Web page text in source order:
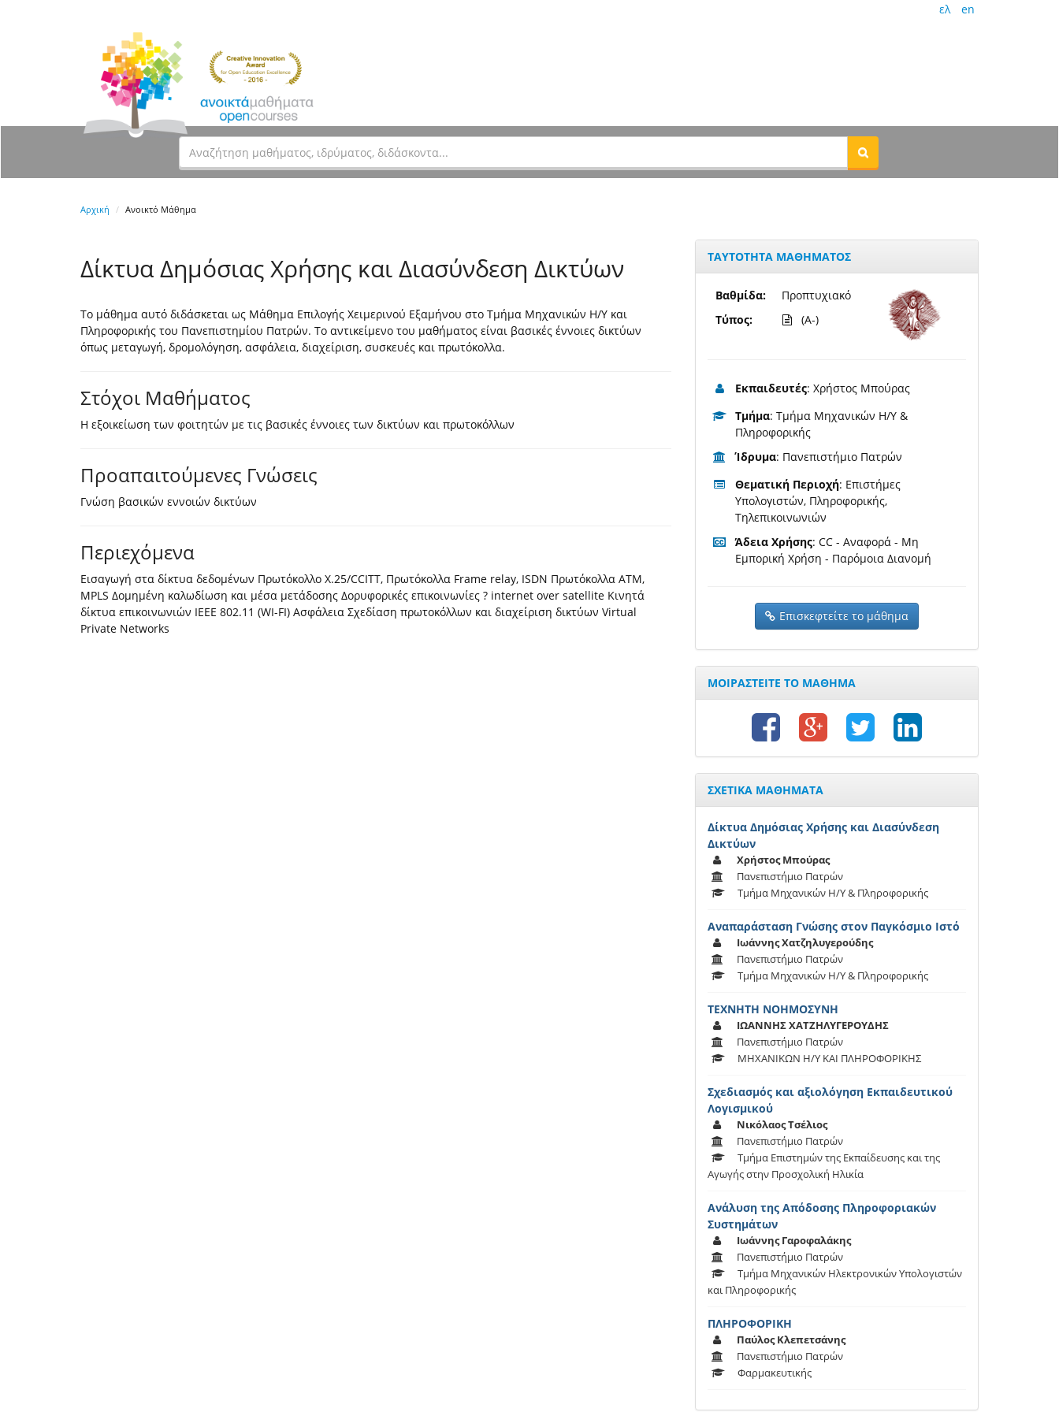
ελ en
Αρχική Ανοικτό Μάθημα
Δίκτυα Δημόσιας Χρήσης και Διασύνδεση Δικτύων
Το μάθημα αυτό διδάσκεται ως Μάθημα Επιλογής Χειμερινού Εξαμήνου στο Τμήμα Μηχανικών Η/Υ και
Πληροφορικής του Πανεπιστημίου Πατρών. Το αντικείμενο του μαθήματος είναι βασικές έννοιες δικτύων
όπως μεταγωγή, δρομολόγηση, ασφάλεια, διαχείριση, συσκευές και πρωτόκολλα.
Στόχοι Μαθήματος
Η εξοικείωση των φοιτητών με τις βασικές έννοιες των δικτύων και πρωτοκόλλων
Προαπαιτούμενες Γνώσεις
Γνώση βασικών εννοιών δικτύων
Περιεχόμενα
Εισαγωγή στα δίκτυα δεδομένων Πρωτόκολλο X.25/CCITT, Πρωτόκολλα Frame relay, ISDN Πρωτόκολλα ATM,
MPLS Δομημένη καλωδίωση και μέσα μετάδοσης Δορυφορικές επικοινωνίες ? internet over satellite Κινητά
δίκτυα επικοινωνιών IEEE 802.11 (WI-FI) Ασφάλεια Σχεδίαση πρωτοκόλλων και διαχείριση δικτύων Virtual
Private Networks
ΤΑΥΤΟΤΗΤΑ ΜΑΘΗΜΑΤΟΣ
Βαθμίδα:
Τύπος:
Προπτυχιακό
(A-)
Εκπαιδευτές: Χρήστος Μπούρας
Τμήμα: Τμήμα Μηχανικών Η/Υ &
Πληροφορικής
Ίδρυμα: Πανεπιστήμιο Πατρών
Θεματική Περιοχή: Επιστήμες
Υπολογιστών, Πληροφορικής,
Τηλεπικοινωνιών
Άδεια Χρήσης: CC - Αναφορά - Μη
Εμπορική Χρήση - Παρόμοια Διανομή
Επισκεφτείτε το μάθημα
ΜΟΙΡΑΣΤΕΙΤΕ ΤΟ ΜΑΘΗΜΑ
ΣΧΕΤΙΚΑ ΜΑΘΗΜΑΤΑ
Δίκτυα Δημόσιας Χρήσης και Διασύνδεση
Δικτύων
Χρήστος Μπούρας
Πανεπιστήμιο Πατρών
Τμήμα Μηχανικών Η/Υ & Πληροφορικής
Αναπαράσταση Γνώσης στον Παγκόσμιο Ιστό
Ιωάννης Χατζηλυγερούδης
Πανεπιστήμιο Πατρών
Τμήμα Μηχανικών Η/Υ & Πληροφορικής
ΤΕΧΝΗΤΗ ΝΟΗΜΟΣΥΝΗ
ΙΩΑΝΝΗΣ ΧΑΤΖΗΛΥΓΕΡΟΥΔΗΣ
Πανεπιστήμιο Πατρών
ΜΗΧΑΝΙΚΩΝ Η/Υ ΚΑΙ ΠΛΗΡΟΦΟΡΙΚΗΣ
Σχεδιασμός και αξιολόγηση Εκπαιδευτικού
Λογισμικού
Νικόλαος Τσέλιος
Πανεπιστήμιο Πατρών
Τμήμα Επιστημών της Εκπαίδευσης και της
Αγωγής στην Προσχολική Ηλικία
Ανάλυση της Απόδοσης Πληροφοριακών
Συστημάτων
Ιωάννης Γαροφαλάκης
Πανεπιστήμιο Πατρών
Τμήμα Μηχανικών Ηλεκτρονικών Υπολογιστών
και Πληροφορικής
ΠΛΗΡΟΦΟΡΙΚΗ
Παύλος Κλεπετσάνης
Πανεπιστήμιο Πατρών
Φαρμακευτικής